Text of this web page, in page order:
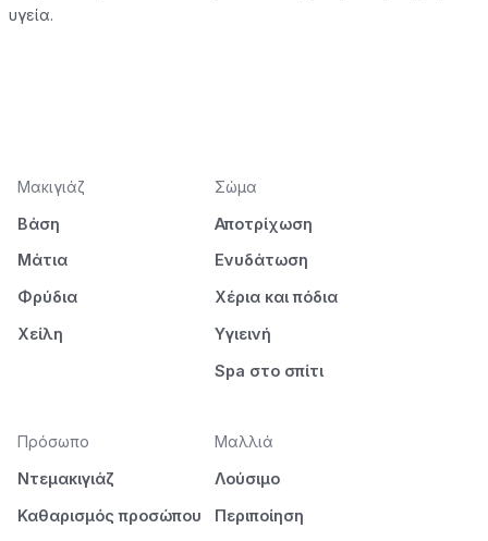
υγεία.
Μακιγιάζ
Βάση
Μάτια
Φρύδια
Χείλη
Σώμα
Αποτρίχωση
Ενυδάτωση
Χέρια και πόδια
Υγιεινή
Spa στο σπίτι
Πρόσωπο
Ντεμακιγιάζ
Καθαρισμός προσώπου
Μαλλιά
Λούσιμο
Περιποίηση